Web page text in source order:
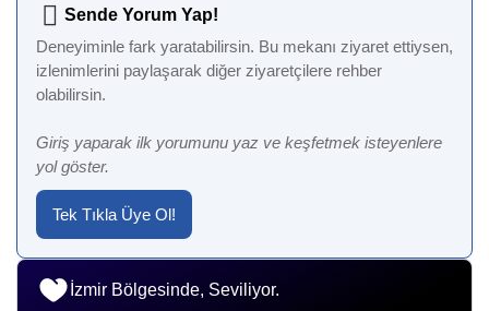
Sende Yorum Yap!
Deneyiminle fark yaratabilirsin. Bu mekanı ziyaret ettiysen,
izlenimlerini paylaşarak diğer ziyaretçilere rehber
olabilirsin.
Giriş yaparak ilk yorumunu yaz ve keşfetmek isteyenlere
yol göster.
Tek Tıkla Üye Ol!
İzmir Bölgesinde, Seviliyor.